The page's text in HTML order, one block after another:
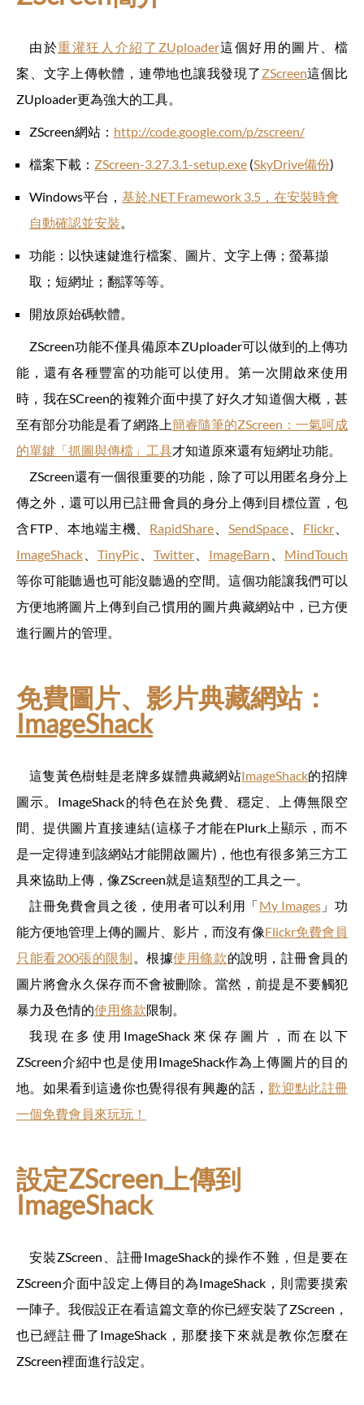
由於重灌狂人介紹了ZUploader這個好用的圖片、檔
案、文字上傳軟體，連帶地也讓我發現了 ZScreen這個比
ZUploader更為強大的工具。
ZScreen網站： http://code.google.com/p/zscreen/
檔案下載： ZScreen-3.27.3.1-setup.exe (SkyDrive備份)
Windows平台， 基於.NET Framework 3.5，在安裝時會
自動確認並安裝
功能：以快速鍵進行檔案、圖片、文字上傳；螢幕擷
取；短網址；翻譯等等。
開放原始碼軟體。
ZScreen功能不僅具備原本ZUploader可以做到的上傳功
能，還有各種豐富的功能可以使用。第一次開啟來使用
時，我在SCreen的複雜介面中摸了好久才知道個大概，甚
至有部分功能是看了網路上簡睿隨筆的ZScreen：一氣呵成
的單鍵「抓圖與傳檔」工具才知道原來還有短網址功能。
ZScreen還有一個很重要的功能，除了可以用匿名身分上
傳之外，還可以用已註冊會員的身分上傳到目標位置，包
含FTP、本地端主機、 RapidShare SendSpace Flickr
ImageShack
TinyPic Twitter ImageBarn
MindTouch
等你可能聽過也可能沒聽過的空間。這個功能讓我們可以
方便地將圖片上傳到自己慣用的圖片典藏網站中，已方便
進行圖片的管理。
免費圖片、影片典藏網站：
ImageShack
這隻黃色樹蛙是老牌多媒體典藏網站ImageShack的招牌
圖示。ImageShack的特色在於免費、穩定、上傳無限空
間、提供圖片直接連結(這樣子才能在Plurk上顯示，而不
是一定得連到該網站才能開啟圖片)，他也有很多第三方工
具來協助上傳，像ZScreen就是這類型的工具之一。
註冊免費會員之後，使用者可以利用「My Images」功
能方便地管理上傳的圖片、影片，而沒有像Flickr免費會員
只能看200張的限制 。根據使用條款的說明，註冊會員的
圖片將會永久保存而不會被刪除。當然，前提是不要觸犯
暴力及色情的使用條款限制。
我現在多使用ImageShack來保存圖片，而在以下
ZScreen介紹中也是使用ImageShack作為上傳圖片的目的
地。如果看到這邊你也覺得很有興趣的話，歡迎點此註冊
一個免費會員來玩玩！
設定ZScreen上傳到
ImageShack
安裝ZScreen、註冊ImageShack的操作不難，但是要在
ZScreen介面中設定上傳目的為ImageShack，則需要摸索
一陣子。我假設正在看這篇文章的你已經安裝了ZScreen，
也已經註冊了ImageShack，那麼接下來就是教你怎麼在
ZScreen裡面進行設定。